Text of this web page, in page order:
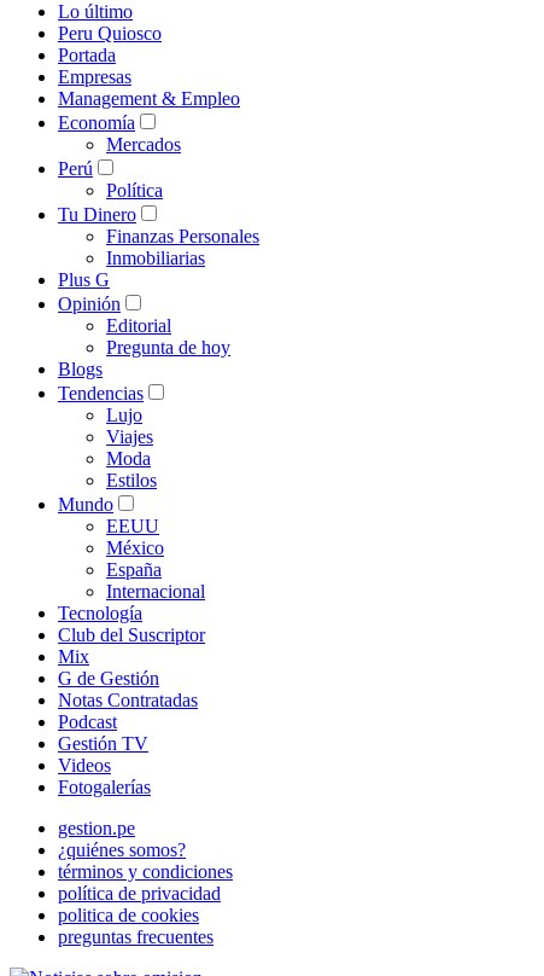
Lo último
Peru Quiosco
Portada
Empresas
Management & Empleo
Economía
Mercados
Perú
Política
Tu Dinero
Finanzas Personales
Inmobiliarias
Plus G
Opinión
Editorial
Pregunta de hoy
Blogs
Tendencias
Lujo
Viajes
Moda
Estilos
Mundo
EEUU
México
España
Internacional
Tecnología
Club del Suscriptor
Mix
G de Gestión
Notas Contratadas
Podcast
Gestión TV
Videos
Fotogalerías
gestion.pe
¿quiénes somos?
términos y condiciones
política de privacidad
politica de cookies
preguntas frecuentes